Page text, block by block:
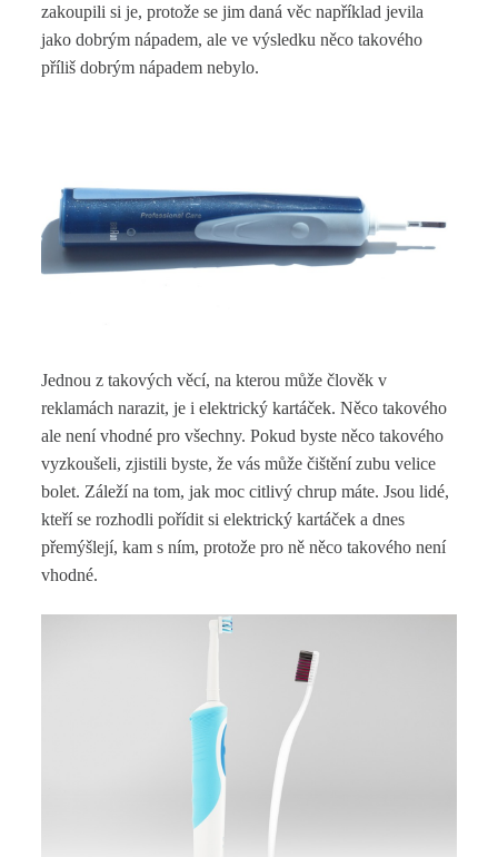
zakoupili si je, protože se jim daná věc například jevila
jako dobrým nápadem, ale ve výsledku něco takového
příliš dobrým nápadem nebylo.
Jednou z takových věcí, na kterou může člověk v
reklamách narazit, je i elektrický kartáček. Něco takového
ale není vhodné pro všechny.Pokud byste něco takového
vyzkoušeli, zjistili byste, že vás může čištění zubu velice
bolet. Záleží na tom, jak moc citlivý chrup máte.Jsou lidé,
kteří se rozhodli pořídit si elektrický kartáček a dnes
přemýšlejí, kam s ním, protože pro ně něco takového není
vhodné.